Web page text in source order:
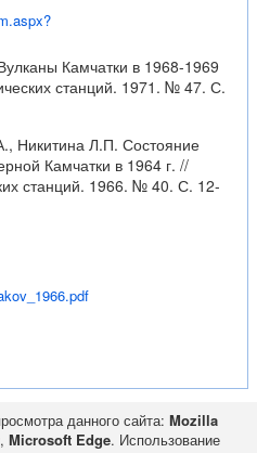
Камчатки в 1968-1969
станций. 1971. № 47. С.
Никитина Л.П. Состояние
Камчатки в 1964 г. //
станций. 1966. № 40. С. 12-
данного сайта: Mozilla
, Microsoft Edge. Использование